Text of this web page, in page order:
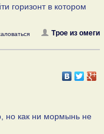
горизонт в котором
Трое из омеги
но как ни мормынь не